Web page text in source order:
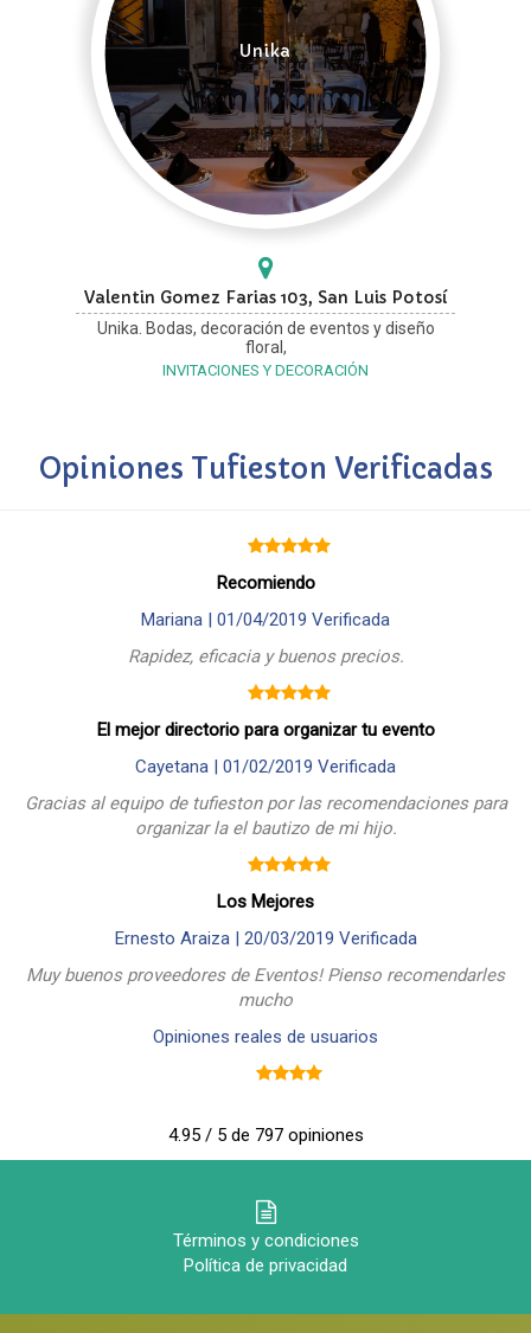
Unika
Valentin Gomez Farias 103, San Luis Potosí
Unika. Bodas, decoración de eventos y diseño
floral,
INVITACIONES Y DECORACIÓN
Opiniones Tufieston Verificadas
Recomiendo
Mariana | 01/04/2019 Verificada
Rapidez, eficacia y buenos precios.
El mejor directorio para organizar tu evento
Cayetana | 01/02/2019 Verificada
Gracias al equipo de tufieston por las recomendaciones para
organizar la el bautizo de mi hijo.
Los Mejores
Ernesto Araiza | 20/03/2019 Verificada
Muy buenos proveedores de Eventos! Pienso recomendarles
mucho
Opiniones reales de usuarios
4.95 / 5 de 797 opiniones
Términos y condiciones
Política de privacidad